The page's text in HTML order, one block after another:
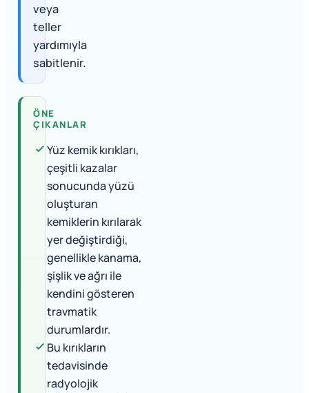
veya
teller
yardımıyla
sabitlenir.
ÖNE
ÇIKANLAR
Yüz kemik kırıkları,
çeşitli kazalar
sonucunda yüzü
oluşturan
kemiklerin kırılarak
yer değiştirdiği,
genellikle kanama,
şişlik ve ağrı ile
kendini gösteren
travmatik
durumlardır.
Bu kırıkların
tedavisinde
radyolojik